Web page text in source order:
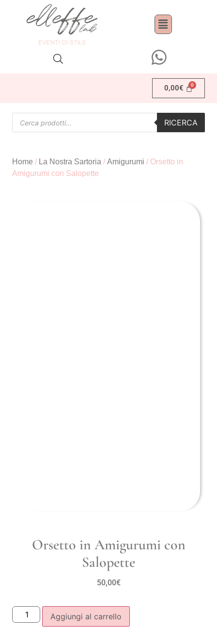
0,00€
RICERCA
Home / La Nostra Sartoria / Amigurumi / Orsetto in
Amigurumi con Salopette
Orsetto in Amigurumi con
Salopette
50,00€
Aggiungi al carrello